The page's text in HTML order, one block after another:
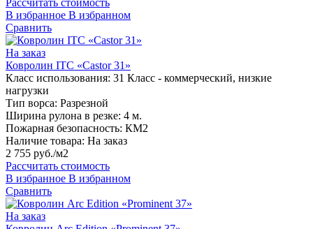
Рассчитать стоимость
В избранное В избранном
Сравнить
На заказ
Ковролин ITC «Castor 31»
Класс использования: 31 Класс - коммерческий, низкие
нагрузки
Тип ворса: Разрезной
Ширина рулона в резке: 4 м.
Пожарная безопасность: КМ2
Наличие товара: На заказ
2 755 руб./м2
Рассчитать стоимость
В избранное В избранном
Сравнить
На заказ